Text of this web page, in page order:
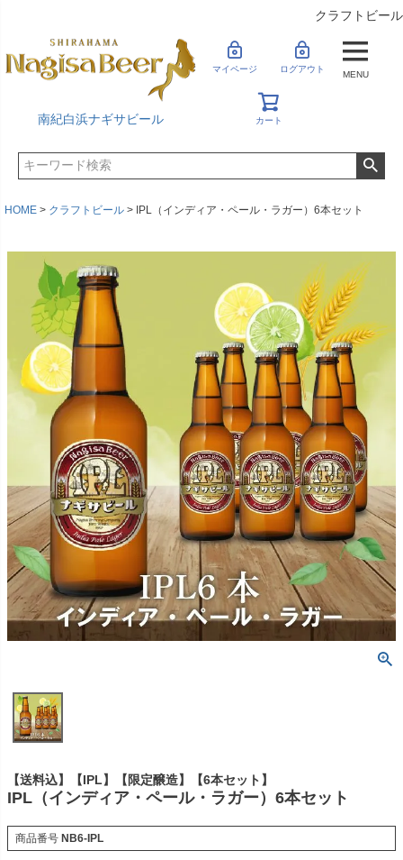
クラフトビール
南紀白浜ナギサビール
マイページ ログアウト
カート
MENU
HOME クラフトビール IPL（インディア・ペール・ラガー）6本セット
【送料込】【IPL】【限定醸造】【6本セット】
IPL（インディア・ペール・ラガー）6本セット
商品番号 NB6-IPL